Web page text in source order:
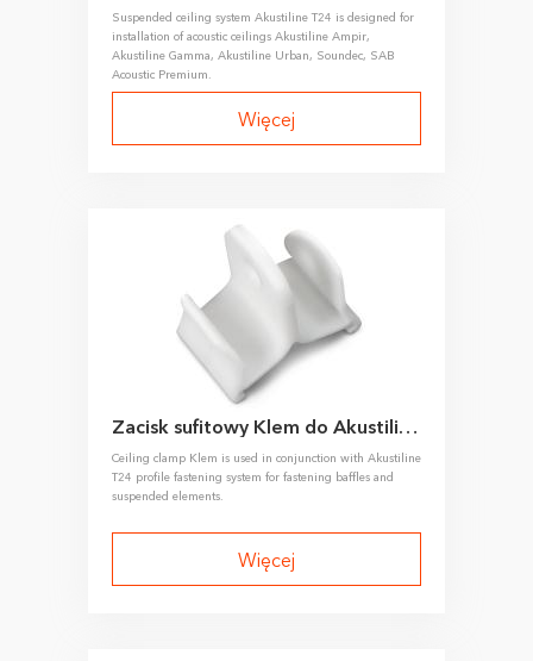
Suspended ceiling system Akustiline T24 is designed for
installation of acoustic ceilings Akustiline Ampir,
Akustiline Gamma, Akustiline Urban, Soundec, SAB
Acoustic Premium.
Więcej
Zacisk sufitowy Klem do Akustiline T24
Ceiling clamp Klem is used in conjunction with Akustiline
T24 profile fastening system for fastening baffles and
suspended elements.
Więcej